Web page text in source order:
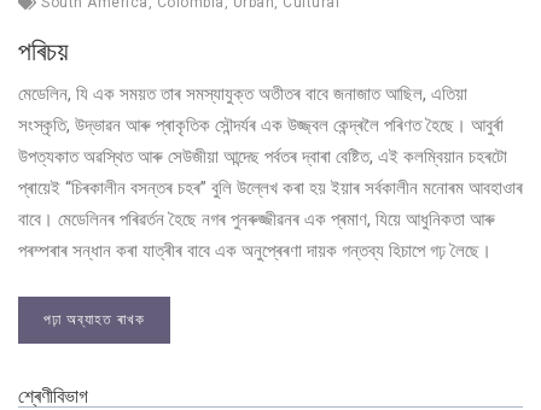
পৰিচয়
মেডেলিন, যি এক সময়ত তাৰ সমস্যাযুক্ত অতীতৰ বাবে জনাজাত আছিল, এতিয়া
সংস্কৃতি, উদ্ভাৱন আৰু প্ৰাকৃতিক সৌন্দৰ্যৰ এক উজ্জ্বল কেন্দ্ৰলৈ পৰিণত হৈছে। আবুৰ্ৰা
উপত্যকাত অৱস্থিত আৰু সেউজীয়া আন্দেছ পৰ্বতৰ দ্বাৰা বেষ্টিত, এই কলম্বিয়ান চহৰটো
প্ৰায়েই “চিৰকালীন বসন্তৰ চহৰ” বুলি উল্লেখ কৰা হয় ইয়াৰ সৰ্বকালীন মনোৰম আবহাওাৰ
বাবে। মেডেলিনৰ পৰিৱৰ্তন হৈছে নগৰ পুনৰুজ্জীৱনৰ এক প্ৰমাণ, যিয়ে আধুনিকতা আৰু
পৰম্পৰাৰ সন্ধান কৰা যাত্ৰীৰ বাবে এক অনুপ্ৰেৰণা দায়ক গন্তব্য হিচাপে গঢ় লৈছে।
পঢ়া অব্যাহত ৰাখক
শ্ৰেণীবিভাগ